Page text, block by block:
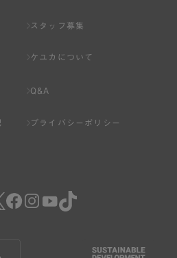
社は、その登録を取り消すこと
る場合は、その登録を拒否し、
なく一旦なされた登録を取り消
は個別規定に違反した場合。
スタッフ募集
ケユカについて
Q&A
プライバシーポリシー